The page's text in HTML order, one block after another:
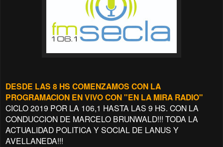
DESDE LAS 8 HS COMENZAMOS CON LA
PROGRAMACION EN VIVO CON "EN LA MIRA RADIO"
CICLO 2019 POR LA 106,1 HASTA LAS 9 HS. CON LA
CONDUCCION DE MARCELO BRUNWALD!!! TODA LA
ACTUALIDAD POLITICA Y SOCIAL DE LANUS Y
AVELLANEDA!!!